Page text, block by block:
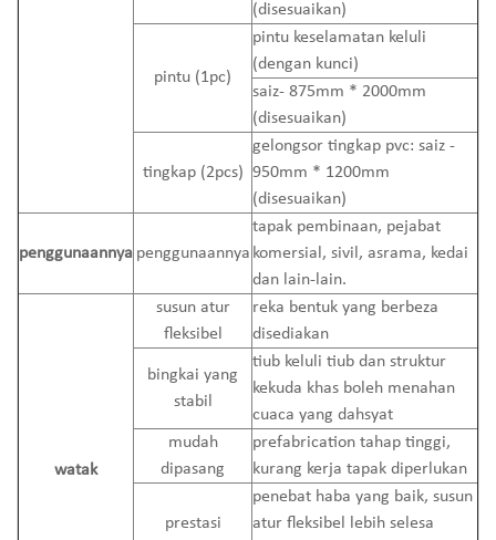
(disesuaikan)
pintu (1pc)
pintu keselamatan keluli
(dengan kunci)
saiz- 875mm * 2000mm
(disesuaikan)
tingkap (2pcs)
gelongsor tingkap pvc: saiz -
950mm * 1200mm
(disesuaikan)
penggunaannya penggunaannya
tapak pembinaan, pejabat
komersial, sivil, asrama, kedai
dan lain-lain.
watak
susun atur
fleksibel
reka bentuk yang berbeza
disediakan
bingkai yang
stabil
tiub keluli tiub dan struktur
kekuda khas boleh menahan
cuaca yang dahsyat
mudah
dipasang
prefabrication tahap tinggi,
kurang kerja tapak diperlukan
prestasi
penebat haba yang baik, susun
atur fleksibel lebih selesa